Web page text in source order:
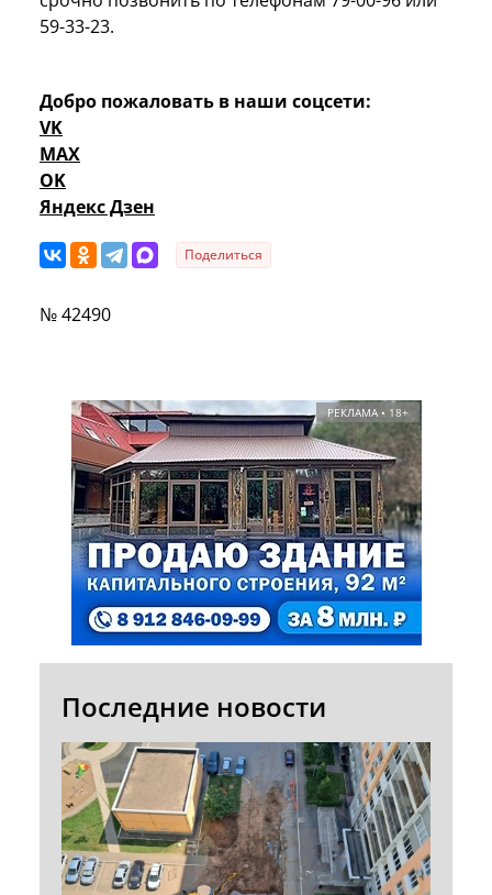
59-33-23.
Добро пожаловать в наши соцсети:
VK
MAX
OK
Яндекс Дзен
Поделиться
№ 42490
РЕКЛАМА • 18+
Последние новости